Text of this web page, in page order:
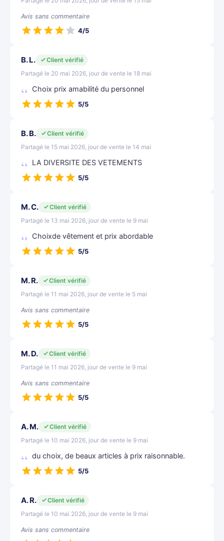
Avis sans commentaire
4/5
B. L.
Client vérifié
Partagé le 20 mai 2026, jour de vente le 18 mai
Choix prix amabilité du personnel
5/5
B. B.
Client vérifié
Partagé le 15 mai 2026, jour de vente le 14 mai
LA DIVERSITE DES VETEMENTS
5/5
M. C.
Client vérifié
Partagé le 13 mai 2026, jour de vente le 9 mai
Choixde vêtement et prix abordable
5/5
M. R.
Client vérifié
Partagé le 11 mai 2026, jour de vente le 5 mai
Avis sans commentaire
5/5
M. D.
Client vérifié
Partagé le 11 mai 2026, jour de vente le 9 mai
Avis sans commentaire
5/5
A. M.
Client vérifié
Partagé le 10 mai 2026, jour de vente le 9 mai
du choix, de beaux articles à prix raisonnable.
5/5
A. R.
Client vérifié
Partagé le 10 mai 2026, jour de vente le 9 mai
Avis sans commentaire